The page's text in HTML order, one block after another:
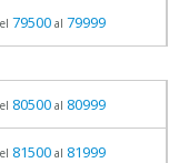
79500al 79999
80500al 80999
81500al 81999